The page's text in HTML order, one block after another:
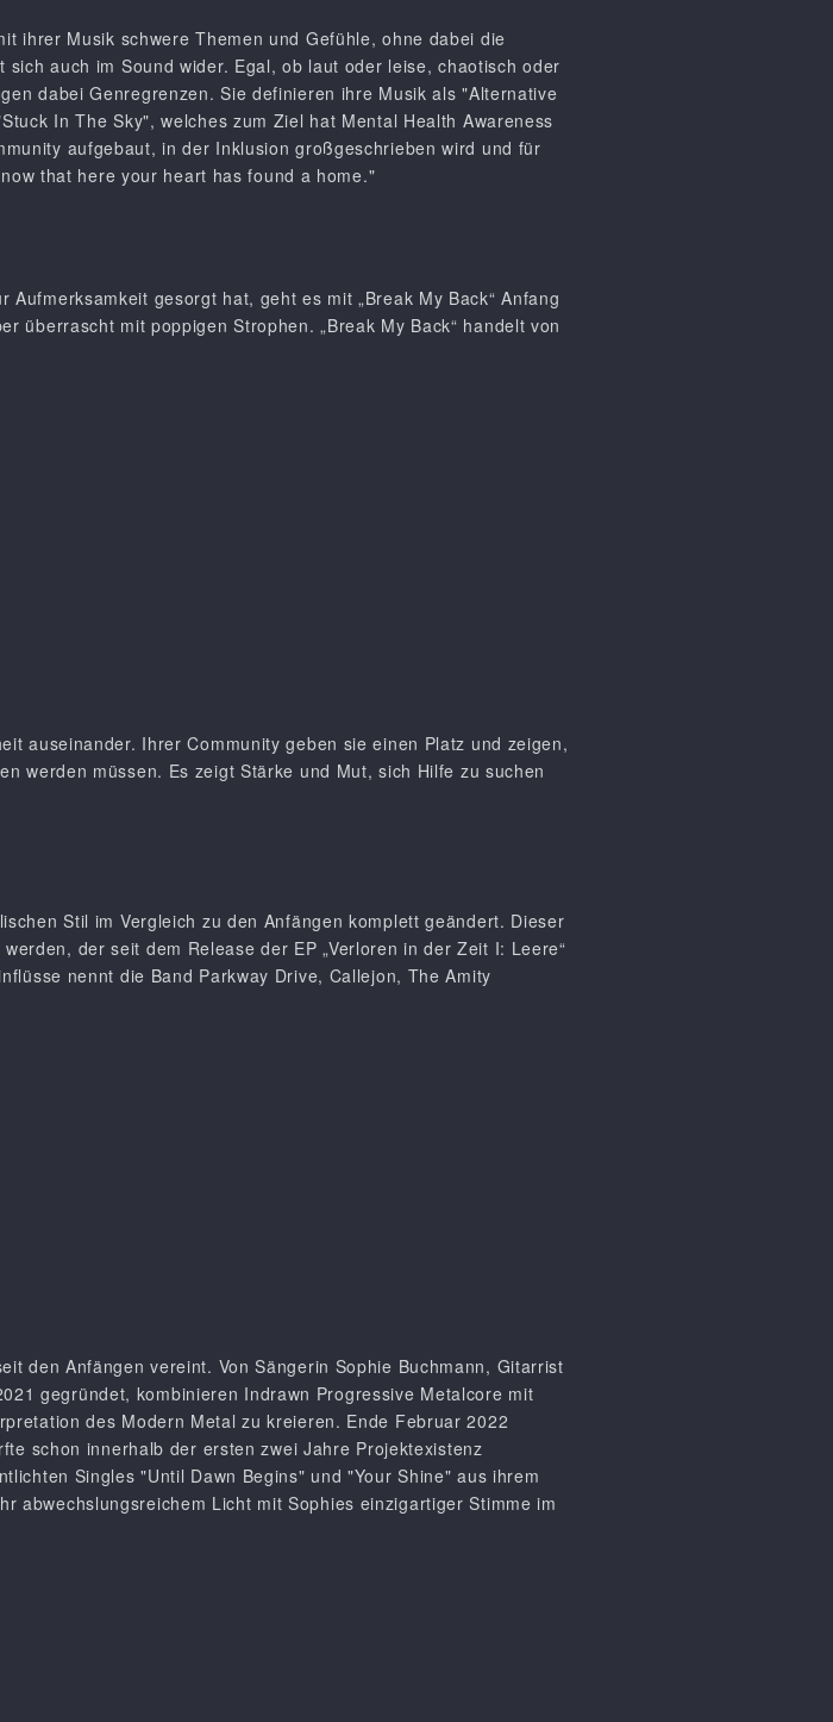
ihrer Musik schwere Themen und Gefühle, ohne dabei die
auch im Sound wider. Egal, ob laut oder leise, chaotisch oder
dabei Genregrenzen. Sie definieren ihre Musik als "Alternative
In The Sky", welches zum Ziel hat Mental Health Awareness
aufgebaut, in der Inklusion großgeschrieben wird und für
that here your heart has found a home."
gesorgt hat, geht es mit „Break My Back“ Anfang
überrascht mit poppigen Strophen. „Break My Back“ handelt von
auseinander. Ihrer Community geben sie einen Platz und zeigen,
werden müssen. Es zeigt Stärke und Mut, sich Hilfe zu suchen
Stil im Vergleich zu den Anfängen komplett geändert. Dieser
der seit dem Release der EP „Verloren in der Zeit I: Leere“
nennt die Band Parkway Drive, Callejon, The Amity
den Anfängen vereint. Von Sängerin Sophie Buchmann, Gitarrist
gegründet, kombinieren Indrawn Progressive Metalcore mit
des Modern Metal zu kreieren. Ende Februar 2022
schon innerhalb der ersten zwei Jahre Projektexistenz
Singles "Until Dawn Begins" und "Your Shine" aus ihrem
abwechslungsreichem Licht mit Sophies einzigartiger Stimme im